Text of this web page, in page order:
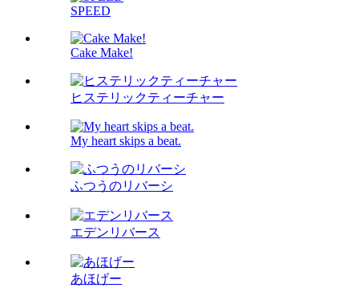
SPEED
Cake Make!
ヒステリックティーチャー
My heart skips a beat.
ふつうのリバーシ
エデンリバース
あほげー